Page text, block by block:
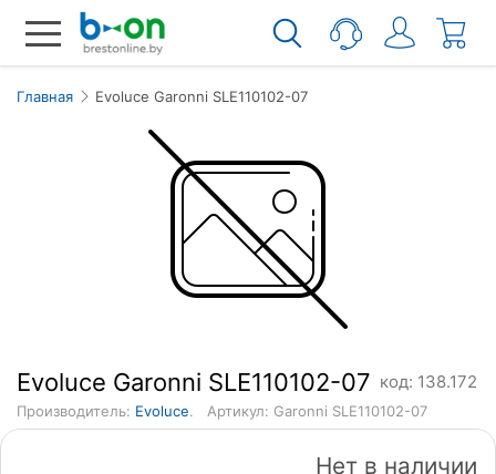
Главная Evoluce Garonni SLE110102-07
Evoluce Garonni SLE110102-07 код: 138.172
Производитель: Evoluce. Артикул: Garonni SLE110102-07
Нет в наличии